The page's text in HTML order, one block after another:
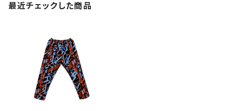
最近チェックした商品